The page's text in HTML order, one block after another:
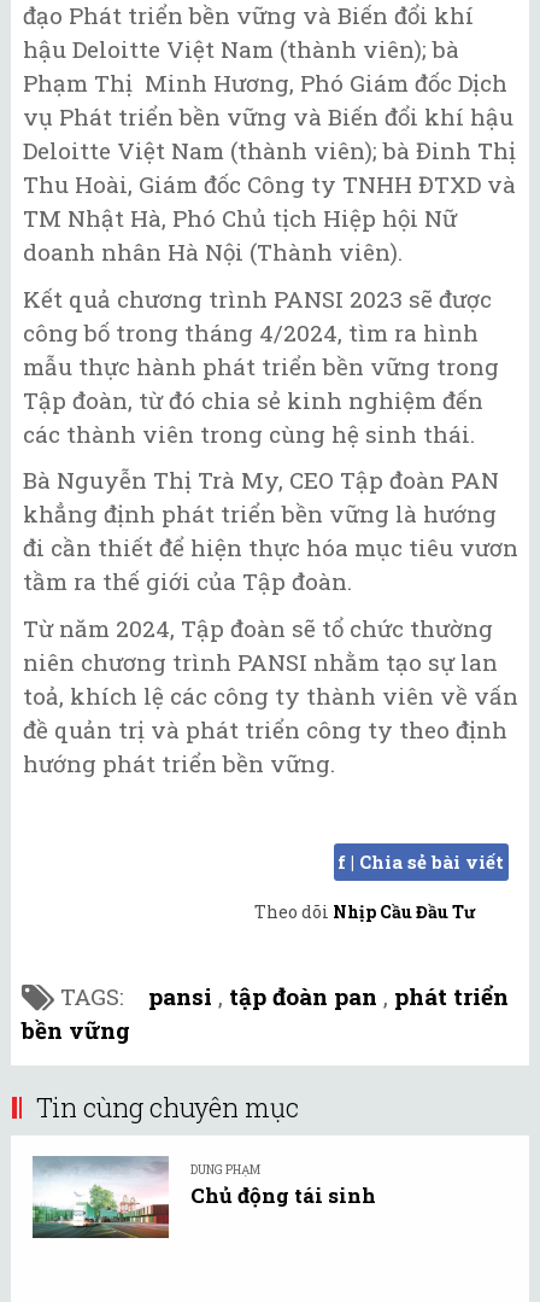
đạo Phát triển bền vững và Biến đổi khí
hậu Deloitte Việt Nam (thành viên); bà
Phạm Thị Minh Hương, Phó Giám đốc Dịch
vụ Phát triển bền vững và Biến đổi khí hậu
Deloitte Việt Nam (thành viên); bà Đinh Thị
Thu Hoài, Giám đốc Công ty TNHH ĐTXD và
TM Nhật Hà, Phó Chủ tịch Hiệp hội Nữ
doanh nhân Hà Nội (Thành viên).
Kết quả chương trình PANSI 2023 sẽ được
công bố trong tháng 4/2024, tìm ra hình
mẫu thực hành phát triển bền vững trong
Tập đoàn, từ đó chia sẻ kinh nghiệm đến
các thành viên trong cùng hệ sinh thái.
Bà Nguyễn Thị Trà My, CEO Tập đoàn PAN
khẳng định phát triển bền vững là hướng
đi cần thiết để hiện thực hóa mục tiêu vươn
tầm ra thế giới của Tập đoàn.
Từ năm 2024, Tập đoàn sẽ tổ chức thường
niên chương trình PANSI nhằm tạo sự lan
toả, khích lệ các công ty thành viên về vấn
đề quản trị và phát triển công ty theo định
hướng phát triển bền vững.
f | Chia sẻ bài viết
Theo dõi Nhịp Cầu Đầu Tư
TAGS: pansi , tập đoàn pan , phát triển
bền vững
Tin cùng chuyên mục
DUNG PHẠM
Chủ động tái sinh